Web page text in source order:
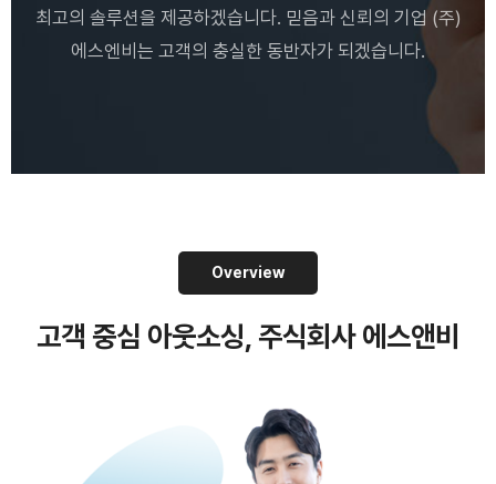
최고의 솔루션을 제공하겠습니다. 믿음과 신뢰의 기업 (주)
에스엔비는 고객의 충실한 동반자가 되겠습니다.
Overview
고객 중심 아웃소싱, 주식회사 에스앤비